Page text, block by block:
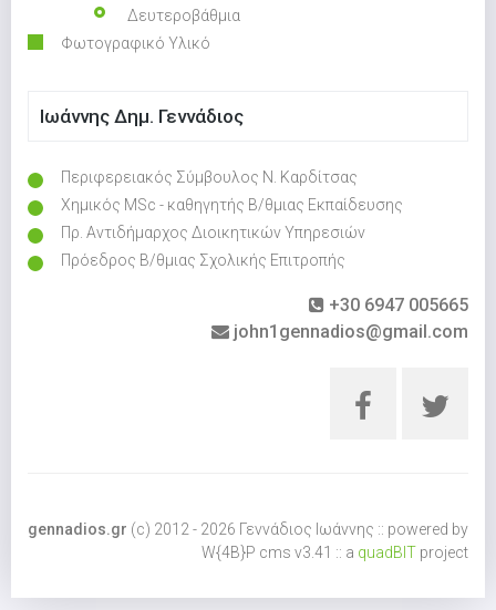
Δευτεροβάθμια
Φωτογραφικό Υλικό
Ιωάννης Δημ. Γεννάδιος
Περιφερειακός Σύμβουλος Ν. Καρδίτσας
Χημικός MSc - καθηγητής Β/θμιας Εκπαίδευσης
Πρ. Αντιδήμαρχος Διοικητικών Υπηρεσιών
Πρόεδρος Β/θμιας Σχολικής Επιτροπής
+30 6947 005665
john1gennadios@gmail.com
gennadios.gr (c) 2012 - 2026 Γεννάδιος Ιωάννης :: powered by
W{4B}P cms v3.41 :: a quadBIT project